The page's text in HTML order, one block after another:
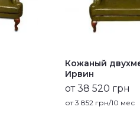
Кожаный
Ирвин
от 38 520 грн
от3 852 грн/10 мес